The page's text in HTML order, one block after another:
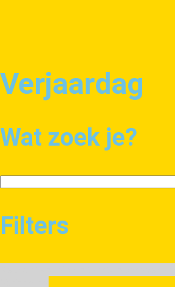
Verjaardag
Wat zoek je?
Filters